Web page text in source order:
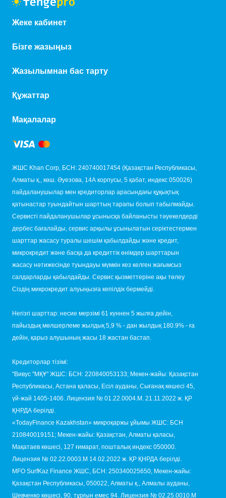
Жеке кабинет
Бізге жазыңыз
Жазылымнан бас тарту
Құжаттар
Мақалалар
ЖШС Khan Corp, БСН: 240740017454 (Қазақстан Республикасы,
Алматы қ., көш. Әуезова, 14А корпусы, 5 қабат, индекс 050026)
пайдаланушылар мен кредиторлар арасындағы құқықтық
қатынастар туындайтын шарттың тарапы болып табылмайды.
Сервисті пайдаланушылар ұсынысқа байланысты тәуекелдерді
дербес бағалайды, сервис арқылы ұсынылатын серіктестермен
шарттар жасасу туралы шешім қабылдайды және кредит,
микрокредит және басқа да кредиттік өнімдер шарттарын
жасасу нәтижесінде туындауы мүмкін кез келген жағымсыз
салдарларды қабылдайды. Сервис қызметтеріне ақы төлеу
Сіздің микрокредит алуыңызға кепілдік бермейді.
Негізгі шарттар: несие мерзімі 61 күннен 5 жылға дейін,
пайыздық мөлшерлеме жылдық 5,9 % - дан жылдық 180.9% - ға
дейін, қарыз алушының жасы 18 жастан бастап.
Кредиторлар тізімі:
"Вивус "МҚҰ" ЖШС: БСН: 220840053133; Мекен-жайы: Қазақстан
Республикасы, Астана қаласы, Есіл ауданы, Сығанақ көшесі 45,
үй-жай 1405-1406. Лицензия № 01.22.0004.M. 21.11.2022 ж. ҚР
ҚНРДА берілді.
«TodayFinance Kazakhstan» микроқаржы ұйымы ЖШС: БСН
210840019151; Мекен-жайы: Қазақстан, Алматы қаласы,
Мақатаев көшесі, 127 ғимарат, пошталық индекс 050000.
Лицензия № 02.22.0003.М 14.02.2022 ж. ҚР ҚНРДА берілді.
MFO SurfKaz Finance ЖШС, БСН: 250340025650, Мекен-жайы:
Қазақстан Республикасы, 050022, Алматы қ., Алмалы ауданы,
Шевченко көшесі, 90, тұрғын емес 94. Лицензия № 02.25.0010.М